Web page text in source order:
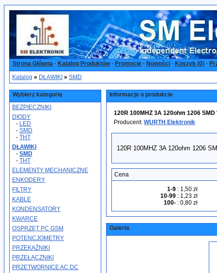
Strona Główna · Katalog Produktów· Promocje · Nowości · Koszyk (0) ·
Katalog » DŁAWIKI » SMD
Wybierz kategorię
BEZPIECZNIKI
DIODY
- LED
- SMD
- THT
DŁAWIKI
- SMD
- THT
ELEMENTY MECHANICZNE
ENKODERY
FILTRY
KABLE
KONDENSATORY
KWARCE
OSPRZĘT PC GSM
POTENCJOMETRY
PRZEKAŹNIKI
PRZEŁĄCZNIKI
PRZETWORNICE AC DC
Informacje o produkcie
120R 100MHZ 3A 120ohm 1206
Producent: WURTH Elektronik
120R 100MHZ 3A 120ohm 1206
Cena
1-9 : 1,50 zł
10-99 : 1,23 zł
100- : 0,80 zł
Galeria